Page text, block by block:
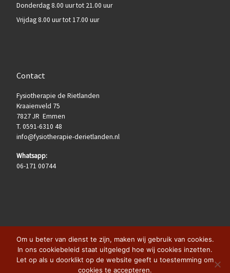
Donderdag 8.00 uur tot 21.00 uur
Vrijdag 8.00 uur tot 17.00 uur
Contact
Fysiotherapie de Rietlanden
Kraaienveld 75
7827 JR Emmen
T. 0591-6310 48
info@fysiotherapie-derietlanden.nl
Whatsapp:
06-171 00744
Fysiotherapie de Rietlanden– Alle rechten voorbehouden
Om u beter van dienst te zijn, maken wij gebruik van cookies.
In ons cookiebeleid staat uitgelegd hoe wij cookies inzetten.
Let op als u doorklikt op de website geeft u toestemming om
cookies te accepteren.